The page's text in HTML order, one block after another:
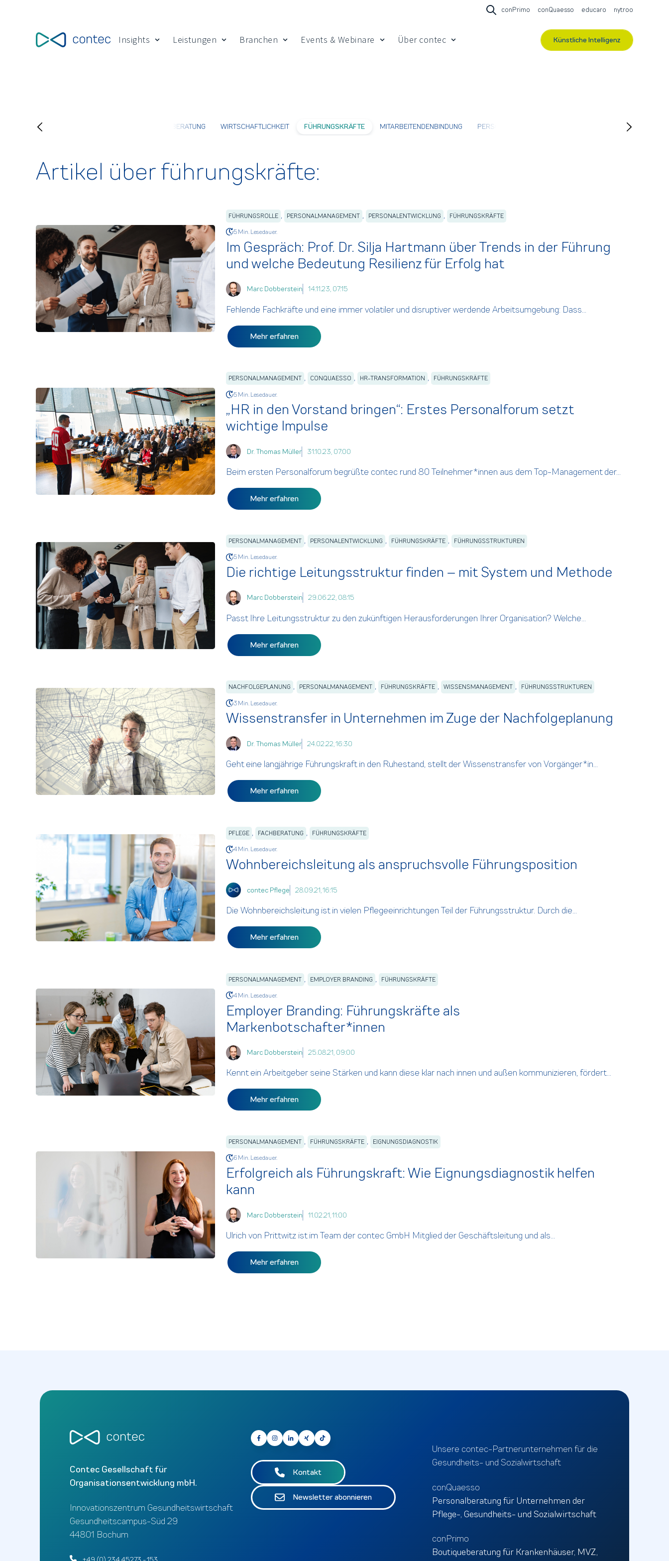
Open search
conPrimo conQuaesso educaro nytroo
Insights
Show submenu for Insights
Leistungen
Show submenu for Leistungen
Branchen
Show submenu for Branchen
Events & Webinare
Show submenu for Events & Webinare
Über contec
Show submenu for Über contec
Künstliche Intelligenz
BUNDESTEILHABEGESETZ (BTHG) STRATEGIEBERATUNG WIRTSCHAFTLICHKEIT FÜHRUNGSKRÄFTE MITARBEITENDENBINDUNG PERSONAL
Artikel über führungskräfte:
FÜHRUNGSROLLE , PERSONALMANAGEMENT , PERSONALENTWICKLUNG , FÜHRUNGSKRÄFTE
5 Min. Lesedauer.
Im Gespräch: Prof. Dr. Silja Hartmann über Trends in der Führung
und welche Bedeutung Resilienz für Erfolg hat
Marc Dobberstein 14.11.23, 07:15
Fehlende Fachkräfte und eine immer volatiler und disruptiver werdende Arbeitsumgebung: Dass...
Mehr erfahren
PERSONALMANAGEMENT , CONQUAESSO , HR-TRANSFORMATION , FÜHRUNGSKRÄFTE
5 Min. Lesedauer.
„HR in den Vorstand bringen“: Erstes Personalforum setzt
wichtige Impulse
Dr. Thomas Müller 31.10.23, 07:00
Beim ersten Personalforum begrüßte contec rund 80 Teilnehmer*innen aus dem Top-Management der...
Mehr erfahren
PERSONALMANAGEMENT , PERSONALENTWICKLUNG , FÜHRUNGSKRÄFTE , FÜHRUNGSSTRUKTUREN
5 Min. Lesedauer.
Die richtige Leitungsstruktur finden – mit System und Methode
Marc Dobberstein 29.06.22, 08:15
Passt Ihre Leitungsstruktur zu den zukünftigen Herausforderungen Ihrer Organisation? Welche...
Mehr erfahren
NACHFOLGEPLANUNG , PERSONALMANAGEMENT , FÜHRUNGSKRÄFTE , WISSENSMANAGEMENT , FÜHRUNGSSTRUKTUREN
3 Min. Lesedauer.
Wissenstransfer in Unternehmen im Zuge der Nachfolgeplanung
Dr. Thomas Müller 24.02.22, 16:30
Geht eine langjährige Führungskraft in den Ruhestand, stellt der Wissenstransfer von Vorgänger*in...
Mehr erfahren
PFLEGE , FACHBERATUNG , FÜHRUNGSKRÄFTE
4 Min. Lesedauer.
Wohnbereichsleitung als anspruchsvolle Führungsposition
contec Pflege 28.09.21, 16:15
Die Wohnbereichsleitung ist in vielen Pflegeeinrichtungen Teil der Führungsstruktur. Durch die...
Mehr erfahren
PERSONALMANAGEMENT , EMPLOYER BRANDING , FÜHRUNGSKRÄFTE
4 Min. Lesedauer.
Employer Branding: Führungskräfte als
Markenbotschafter*innen
Marc Dobberstein 25.08.21, 09:00
Kennt ein Arbeitgeber seine Stärken und kann diese klar nach innen und außen kommunizieren, fördert...
Mehr erfahren
PERSONALMANAGEMENT , FÜHRUNGSKRÄFTE , EIGNUNGSDIAGNOSTIK
6 Min. Lesedauer.
Erfolgreich als Führungskraft: Wie Eignungsdiagnostik helfen
kann
Marc Dobberstein 11.02.21, 11:00
Ulrich von Prittwitz ist im Team der contec GmbH Mitglied der Geschäftsleitung und als...
Mehr erfahren
Contec Gesellschaft für
Organisationsentwicklung mbH.
Innovationszentrum Gesundheitswirtschaft
Gesundheitscampus-Süd 29
44801 Bochum
Kontakt
Newsletter abonnieren
Unsere contec-Partnerunternehmen für die
Gesundheits- und Sozialwirtschaft
conQuaesso
Personalberatung für Unternehmen der
Pflege-, Gesundheits- und Sozialwirtschaft
conPrimo
Boutiqueberatung für Krankenhäuser, MVZ,